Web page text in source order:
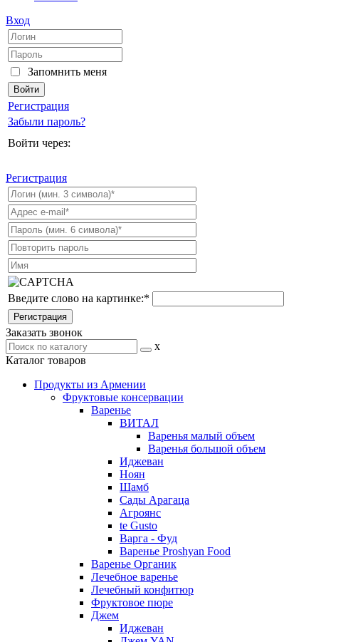
Вход
Запомнить меня
Регистрация
Забыли пароль?
Войти через:
Регистрация
Введите слово на картинке:*
Заказать звонок
x
Каталог товаров
Продукты из Армении
Фруктовые консервации
Варенье
ВИТАЛ
Варенья малый объем
Варенья большой объем
Иджеван
Ноян
Шамб
Сады Арагаца
Агроянс
te Gusto
Варга - Фуд
Варенье Proshyan Food
Варенье Органик
Лечебное варенье
Лечебный конфитюр
Фруктовое пюре
Джем
Иджеван